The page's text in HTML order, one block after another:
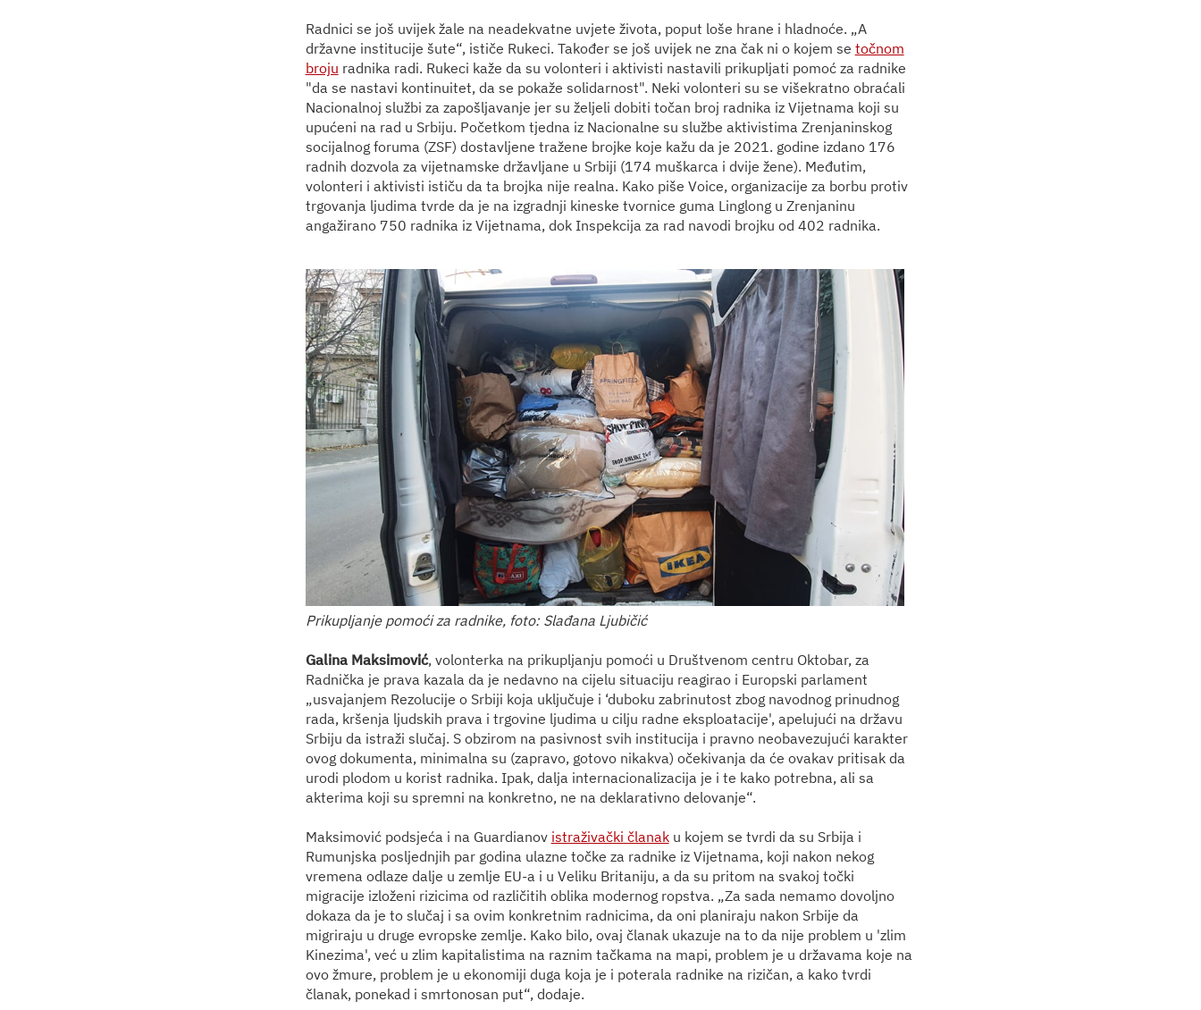
Radnici se još uvijek žale na neadekvatne uvjete života, poput loše hrane i hladnoće. „A
državne institucije šute“, ističe Rukeci. Također se još uvijek ne zna čak ni o kojem se točnom
broju radnika radi. Rukeci kaže da su volonteri i aktivisti nastavili prikupljati pomoć za radnike
"da se nastavi kontinuitet, da se pokaže solidarnost". Neki volonteri su se višekratno obraćali
Nacionalnoj službi za zapošljavanje jer su željeli dobiti točan broj radnika iz Vijetnama koji su
upućeni na rad u Srbiju. Početkom tjedna iz Nacionalne su službe aktivistima Zrenjaninskog
socijalnog foruma (ZSF) dostavljene tražene brojke koje kažu da je 2021. godine izdano 176
radnih dozvola za vijetnamske državljane u Srbiji (174 muškarca i dvije žene). Međutim,
volonteri i aktivisti ističu da ta brojka nije realna. Kako piše Voice, organizacije za borbu protiv
trgovanja ljudima tvrde da je na izgradnji kineske tvornice guma Linglong u Zrenjaninu
angažirano 750 radnika iz Vijetnama, dok Inspekcija za rad navodi brojku od 402 radnika.
Prikupljanje pomoći za radnike, foto: Slađana Ljubičić
Galina Maksimović, volonterka na prikupljanju pomoći u Društvenom centru Oktobar, za
Radnička je prava kazala da je nedavno na cijelu situaciju reagirao i Europski parlament
„usvajanjem Rezolucije o Srbiji koja uključuje i ‘duboku zabrinutost zbog navodnog prinudnog
rada, kršenja ljudskih prava i trgovine ljudima u cilju radne eksploatacije', apelujući na državu
Srbiju da istraži slučaj. S obzirom na pasivnost svih institucija i pravno neobavezujući karakter
ovog dokumenta, minimalna su (zapravo, gotovo nikakva) očekivanja da će ovakav pritisak da
urodi plodom u korist radnika. Ipak, dalja internacionalizacija je i te kako potrebna, ali sa
akterima koji su spremni na konkretno, ne na deklarativno delovanje“.
Maksimović podsjeća i na Guardianov istraživački članaku kojem se tvrdi da su Srbija i
Rumunjska posljednjih par godina ulazne točke za radnike iz Vijetnama, koji nakon nekog
vremena odlaze dalje u zemlje EU-a i u Veliku Britaniju, a da su pritom na svakoj točki
migracije izloženi rizicima od različitih oblika modernog ropstva. „Za sada nemamo dovoljno
dokaza da je to slučaj i sa ovim konkretnim radnicima, da oni planiraju nakon Srbije da
migriraju u druge evropske zemlje. Kako bilo, ovaj članak ukazuje na to da nije problem u 'zlim
Kinezima', već u zlim kapitalistima na raznim tačkama na mapi, problem je u državama koje na
ovo žmure, problem je u ekonomiji duga koja je i poterala radnike na rizičan, a kako tvrdi
članak, ponekad i smrtonosan put“, dodaje.